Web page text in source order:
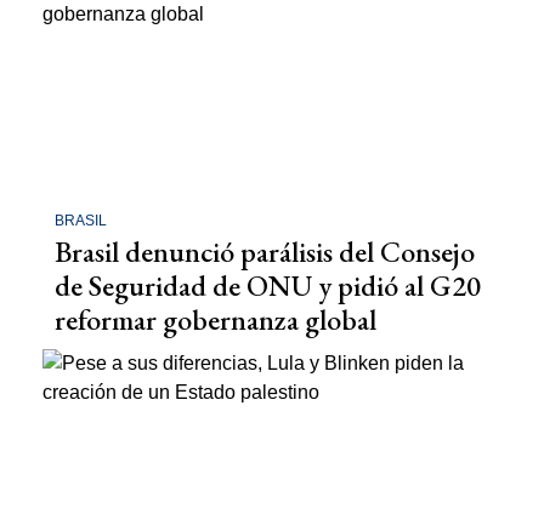
BRASIL
Brasil denunció parálisis del Consejo
de Seguridad de ONU y pidió al G20
reformar gobernanza global